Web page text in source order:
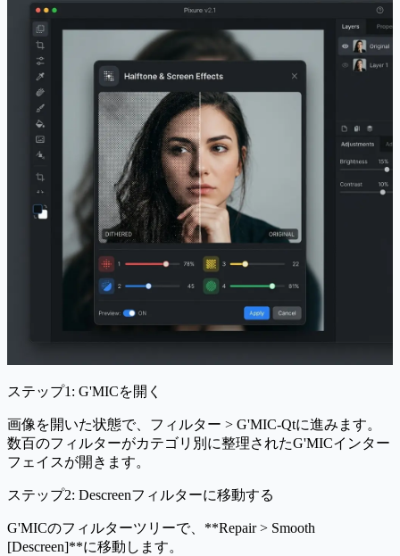
ステップ1: G'MICを開く
画像を開いた状態で、 フィルター > G'MIC-Qtに進みます。
数百のフィルターがカテゴリ別に整理されたG'MICインター
フェイスが開きます。
ステップ2: Descreenフィルターに移動する
G'MICのフィルターツリーで、**Repair > Smooth
[Descreen]**に移動します。